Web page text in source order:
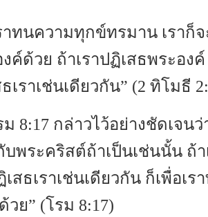
าทนความทุกข์ทรมาน เราก็
ค์ด้วย ถ้าเราปฏิเสธพระอง
เราเช่นเดียวกัน” (2 ทิโมธี
8:17 กล่าวไว้อย่างชัดเจน
พระคริสต์ถ้าเป็นเช่นนั้น ถ้า
สธเราเช่นเดียวกัน ก็เพื่อเ
ย” (โรม 8:17)